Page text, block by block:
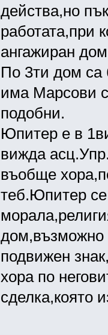
действа,но
работата,при
ангажиран
По 3ти дом са
има Марсови
подобни.
Юпитер е в
вижда
въобще
теб.Юпитер
дом,възможно
подвижен
хора по
сделка,която